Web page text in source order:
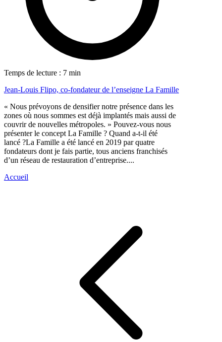
Temps de lecture : 7 min
Jean-Louis Flipo, co-fondateur de l’enseigne La Famille
« Nous prévoyons de densifier notre présence dans les
zones où nous sommes est déjà implantés mais aussi de
couvrir de nouvelles métropoles. » Pouvez-vous nous
présenter le concept La Famille ? Quand a-t-il été
lancé ?La Famille a été lancé en 2019 par quatre
fondateurs dont je fais partie, tous anciens franchisés
d’un réseau de restauration d’entreprise....
Accueil